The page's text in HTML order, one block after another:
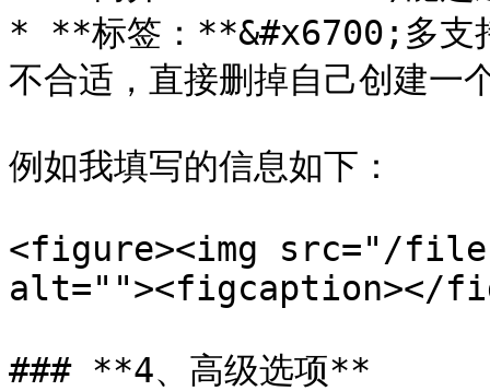
* **标签：**&#x6700;多支
不合适，直接删掉自己创建一
例如我填写的信息如下：
<figure><img src="/
alt=""><figcaption></
### **4、高级选项**